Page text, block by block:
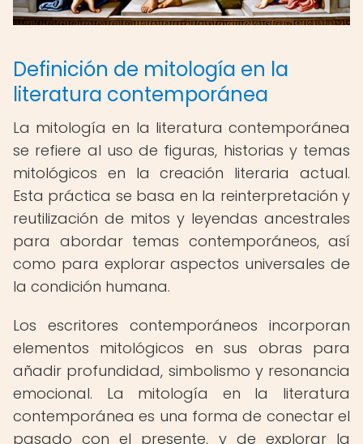
Definición de mitología en la
literatura contemporánea
La mitología en la literatura contemporánea
se refiere al uso de figuras, historias y temas
mitológicos en la creación literaria actual.
Esta práctica se basa en la reinterpretación y
reutilización de mitos y leyendas ancestrales
para abordar temas contemporáneos, así
como para explorar aspectos universales de
la condición humana.
Los escritores contemporáneos incorporan
elementos mitológicos en sus obras para
añadir profundidad, simbolismo y resonancia
emocional. La mitología en la literatura
contemporánea es una forma de conectar el
pasado con el presente, y de explorar la